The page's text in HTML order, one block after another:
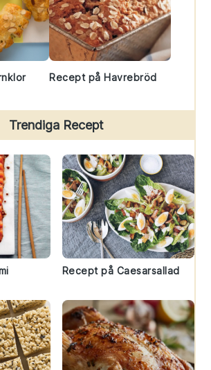
Recept på Havrebröd
Trendiga Recept
Recept på Caesarsallad